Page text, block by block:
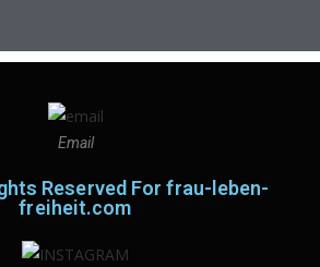
Email
Reserved For frau-leben-
freiheit.com